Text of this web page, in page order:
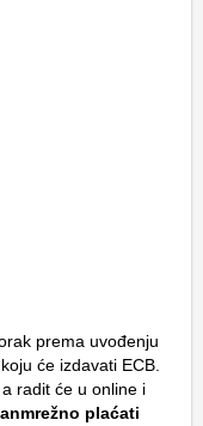
prema uvođenju
će izdavati ECB.
radit će u online i
plaćati